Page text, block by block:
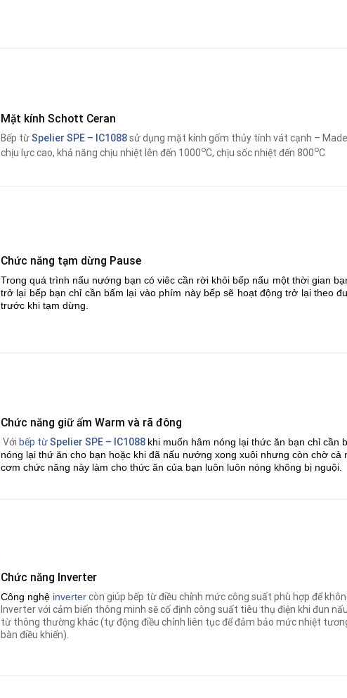
Mặt kính Schott Ceran
Bếp từSpelier SPE – IC1088sử dụng mặt kính gốm thủy tính vát cạnh –
chịu lực cao, khả năng chịu nhiệt lên đến 1000oC, chịu sốc nhiệt đến 800oC
Chức năng tạm dừng Pause
Trong quá trình nấu nướng bạn có viêc cần rời khỏi bếp nấu một thời gian
trở lại bếp bạn chỉ cần bấm lại vào phím này bếp sẽ hoạt động trở lại theo
trước khi tạm dừng.
Chức năng giữ ấm Warm và rã đông
Với bếp từSpelier SPE – IC1088 khi muốn hâm nóng lại thức ăn bạn chỉ cần
nóng lại thứ ăn cho bạn hoặc khi đã nấu nướng xong xuôi nhưng còn chờ cả
cơm chức năng này làm cho thức ăn của bạn luôn luôn nóng không bị nguội.
Chức năng Inverter
Công nghệ invertercòn giúp bếp từ điều chỉnh mức công suất phù hợp để
Inverter với cảm biến thông minh sẽ cố định công suất tiêu thụ điện khi đun nấu
từ thông thường khác (tự động điều chỉnh liên tục để đảm bảo mức nhiệt
bàn điều khiển).